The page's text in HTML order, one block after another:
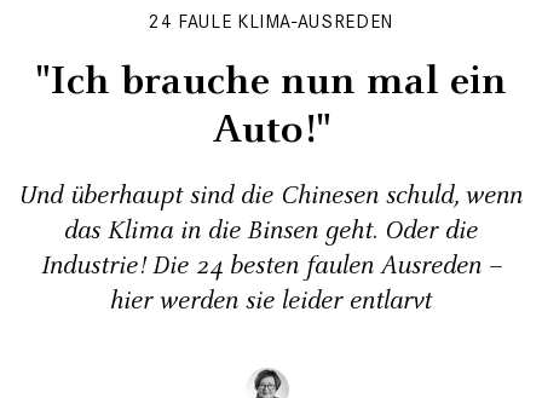
24 FAULE KLIMA-AUSREDEN
"Ich brauche nun mal ein
Auto!"
Und überhaupt sind die Chinesen schuld, wenn
das Klima in die Binsen geht. Oder die
Industrie! Die 24 besten faulen Ausreden –
hier werden sie leider entlarvt